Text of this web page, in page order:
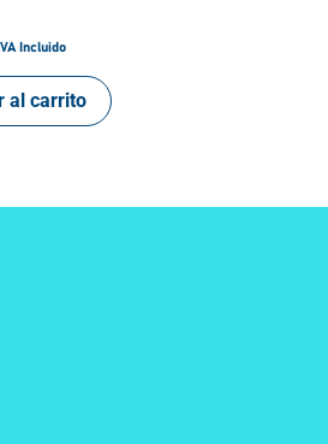
IVA Incluido
al carrito